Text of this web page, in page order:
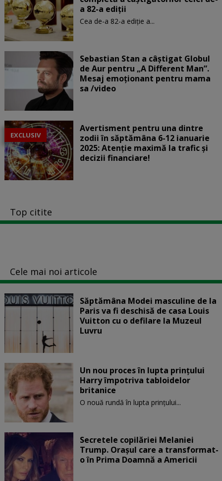
a 82-a ediții
Cea de-a 82-a ediție a...
Sebastian Stan a câștigat Globul
de Aur pentru „A Different Man”.
Mesaj emoționant pentru mama
sa /video
EXCLUSIV
Avertisment pentru una dintre
zodii în săptămâna 6-12 ianuarie
2025: Atenție maximă la trafic și
decizii financiare!
Top citite
Cele mai noi articole
Săptămâna Modei masculine de la
Paris va fi deschisă de casa Louis
Vuitton cu o defilare la Muzeul
Luvru
Un nou proces în lupta prinţului
Harry împotriva tabloidelor
britanice
O nouă rundă în lupta prinţului...
Secretele copilăriei Melaniei
Trump. Orașul care a transformat-
o în Prima Doamnă a Americii